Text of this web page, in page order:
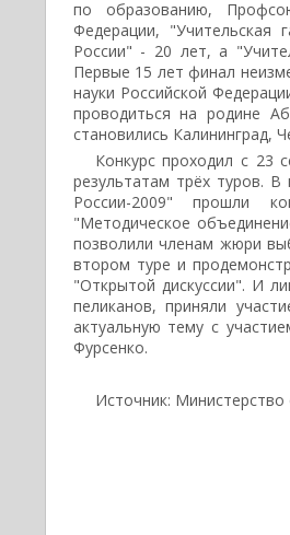
по образованию,
Федерации,
России" - 20 лет, а
Первые 15 лет финал
науки Российской
проводиться на родине
становились Калининград,
Конкурс проходил с 23
результатам трёх туров. В
России-2009" прошли
"Методическое
позволили членам жюри
втором туре и
"Открытой дискуссии". И
пеликанов, приняли
актуальную тему с
Фурсенко.
Источник: